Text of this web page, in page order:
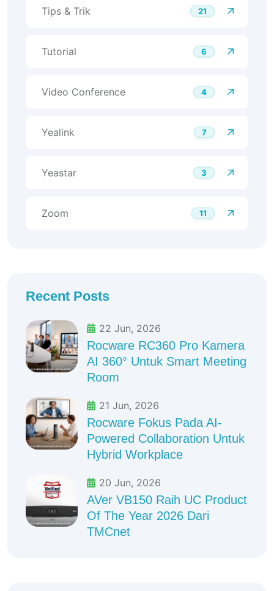
Tips & Trik 21
Tutorial 6
Video Conference 4
Yealink 7
Yeastar 3
Zoom 11
Recent Posts
22 Jun, 2026
Rocware RC360 Pro Kamera
AI 360° Untuk Smart Meeting
Room
21 Jun, 2026
Rocware Fokus Pada AI-
Powered Collaboration Untuk
Hybrid Workplace
20 Jun, 2026
AVer VB150 Raih UC Product
Of The Year 2026 Dari
TMCnet